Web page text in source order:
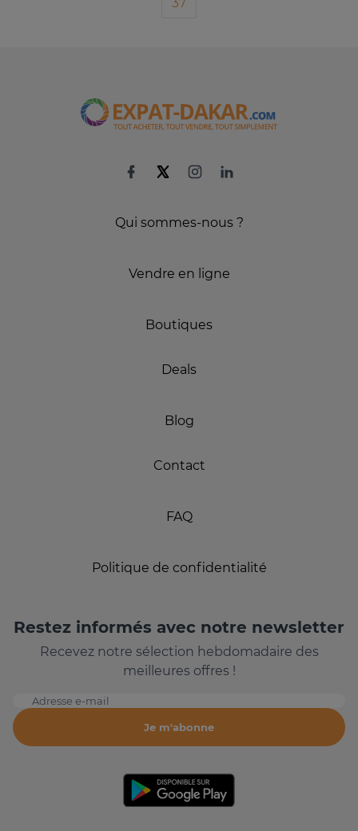
37
Qui sommes-nous ?
Vendre en ligne
Boutiques
Deals
Blog
Contact
FAQ
Politique de confidentialité
Restez informés avec notre newsletter
Recevez notre sélection hebdomadaire des
meilleures offres !
Adresse e-mail
Je m'abonne